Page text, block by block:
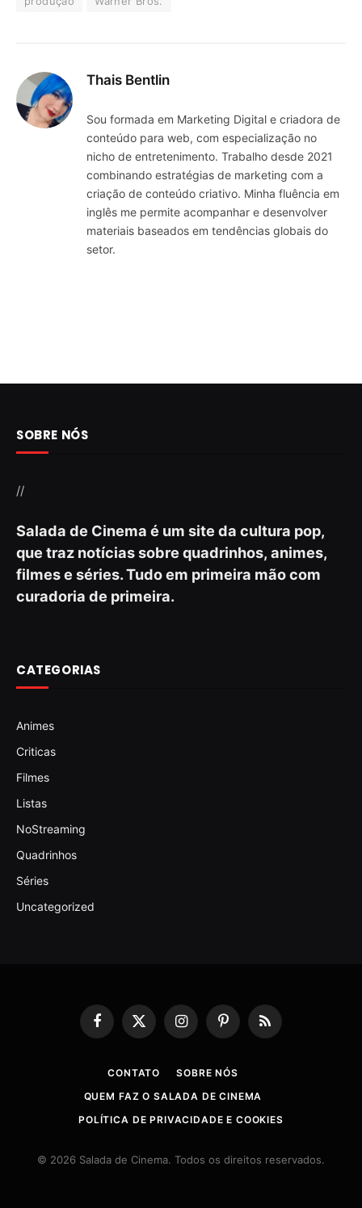
Thais Bentlin
Sou formada em Marketing Digital e criadora de
conteúdo para web, com especialização no
nicho de entretenimento. Trabalho desde 2021
combinando estratégias de marketing com a
criação de conteúdo criativo. Minha fluência em
inglês me permite acompanhar e desenvolver
materiais baseados em tendências globais do
setor.
SOBRE NÓS
//
Salada de Cinema é um site da cultura pop,
que traz notícias sobre quadrinhos, animes,
filmes e séries. Tudo em primeira mão com
curadoria de primeira.
CATEGORIAS
Animes
Criticas
Filmes
Listas
NoStreaming
Quadrinhos
Séries
Uncategorized
Facebook
X
(Twitter)
InstagramPinterestRSS
CONTATO
SOBRE NÓS
QUEM FAZ O SALADA DE CINEMA
POLÍTICA DE PRIVACIDADE E COOKIES
© 2026 Salada de Cinema. Todos os direitos reservados.